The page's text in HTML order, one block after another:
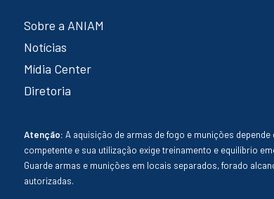
Sobre a ANIAM
Notícias
Mídia Center
Diretoria
Atenção: A aquisição de armas de fogo e munições
competente e sua utilização exige treinamento e equilíbrio
Guarde armas e munições em locais separados, forado
autorizadas.